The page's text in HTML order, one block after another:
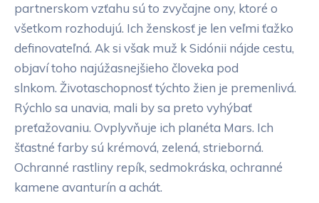
partnerskom vzťahu sú to zvyčajne ony, ktoré o
všetkom rozhodujú. Ich ženskosť je len veľmi ťažko
definovateľná. Ak si však muž k Sidónii nájde cestu,
objaví toho najúžasnejšieho človeka pod
slnkom. Životaschopnosť týchto žien je premenlivá.
Rýchlo sa unavia, mali by sa preto vyhýbať
preťažovaniu. Ovplyvňuje ich planéta Mars. Ich
šťastné farby sú krémová, zelená, strieborná.
Ochranné rastliny repík, sedmokráska, ochranné
kamene avanturín a achát.